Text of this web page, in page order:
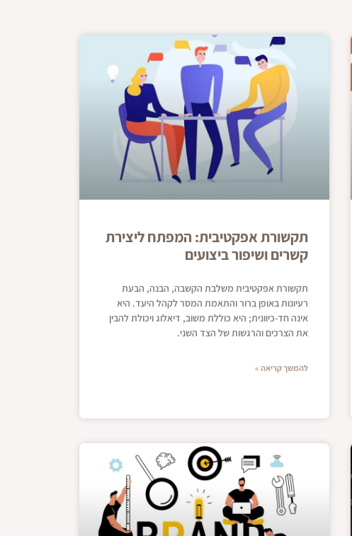
תקשורת אפקטיבית: המפתח ליצירת
קשרים ושיפור ביצועים
תקשורת אפקטיבית משלבת הקשבה, הבנה, הבעת
רעיונות באופן ברור והתאמת המסר לקהל היעד. היא
אינה חד-כיוונית; היא כוללת משוב, דיאלוג ויכולת להבין
את הצרכים והרגשות של הצד השני.
להמשך קריאה »